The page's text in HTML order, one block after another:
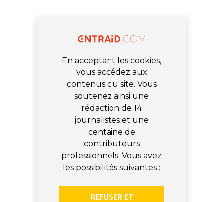
En acceptant les cookies,
vous accédez aux
contenus du site. Vous
soutenez ainsi une
rédaction de 14
journalistes et une
centaine de
contributeurs
professionnels. Vous avez
les possibilités suivantes :
REFUSER ET